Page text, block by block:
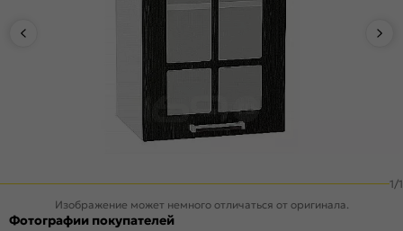
1/1
Изображение может немного отличаться от оригинала.
Фотографии покупателей